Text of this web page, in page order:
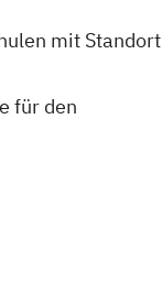
mit Standort
für den